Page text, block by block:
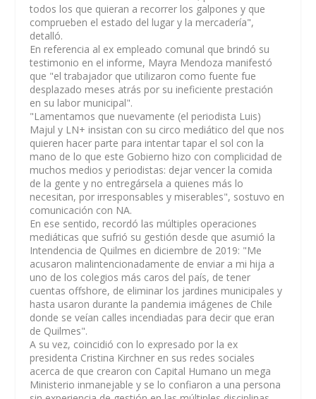
todos los que quieran a recorrer los galpones y que
comprueben el estado del lugar y la mercadería",
detalló.
En referencia al ex empleado comunal que brindó su
testimonio en el informe, Mayra Mendoza manifestó
que "el trabajador que utilizaron como fuente fue
desplazado meses atrás por su ineficiente prestación
en su labor municipal".
"Lamentamos que nuevamente (el periodista Luis)
Majul y LN+ insistan con su circo mediático del que nos
quieren hacer parte para intentar tapar el sol con la
mano de lo que este Gobierno hizo con complicidad de
muchos medios y periodistas: dejar vencer la comida
de la gente y no entregársela a quienes más lo
necesitan, por irresponsables y miserables", sostuvo en
comunicación con NA.
En ese sentido, recordó las múltiples operaciones
mediáticas que sufrió su gestión desde que asumió la
Intendencia de Quilmes en diciembre de 2019: "Me
acusaron malintencionadamente de enviar a mi hija a
uno de los colegios más caros del país, de tener
cuentas offshore, de eliminar los jardines municipales y
hasta usaron durante la pandemia imágenes de Chile
donde se veían calles incendiadas para decir que eran
de Quilmes".
A su vez, coincidió con lo expresado por la ex
presidenta Cristina Kirchner en sus redes sociales
acerca de que crearon con Capital Humano un mega
Ministerio inmanejable y se lo confiaron a una persona